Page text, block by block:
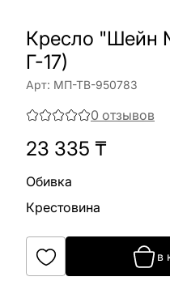
Кресло "Шейн
Г-17)
Арт: МП-ТВ-950783
0 отзывов
23 335 ₸
Обивка
Крестовина
в